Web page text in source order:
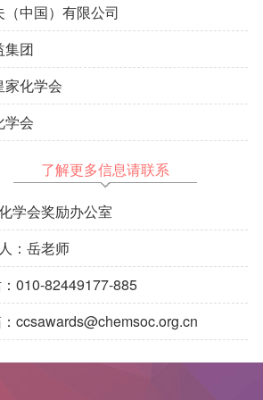
（中国）有限公司
集团
家化学会
学会
了解更多信息请联系
学会奖励办公室
：岳老师
010-82449177-885
ccsawards@chemsoc.org.cn